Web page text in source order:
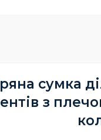
сумка
з